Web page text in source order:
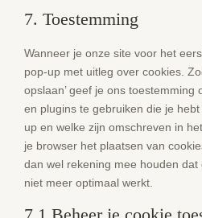
7. Toestemming
Wanneer je onze site voor het
pop-up met uitleg over cookies.
opslaan’ geef je ons
en plugins te gebruiken die je
up en welke zijn omschreven in
je browser het plaatsen van
dan wel rekening mee houden
niet meer optimaal werkt.